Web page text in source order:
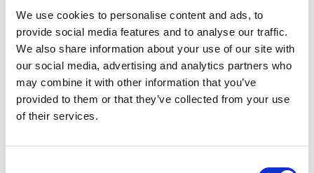
We use cookies to personalise content and ads, to
provide social media features and to analyse our traffic.
We also share information about your use of our site with
our social media, advertising and analytics partners who
may combine it with other information that you’ve
provided to them or that they’ve collected from your use
of their services.
Golfrestaurangen i Fiskebäckskil, Skaftö GK
Golfrestaurangen i ny regi hade premiär på
Långfredagen. Nya krögare är Mikael Johansson och
Miriam Bredinger med Erik Wikström i köket.
Restaurangen i Skaftö GKs klubbhus fokuserar på
husmanskost med salladsbuffé. Från 1 maj
lunchöppet alla dagar i veckan kl 11.30-15.